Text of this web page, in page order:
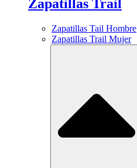
Zapatillas Trail
Zapatillas Tail Hombre
Zapatillas Trail Mujer